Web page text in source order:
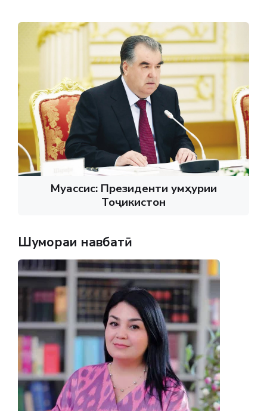
Муассис: Президенти Ҷумҳурии
Тоҷикистон
Шумораи навбатӣ